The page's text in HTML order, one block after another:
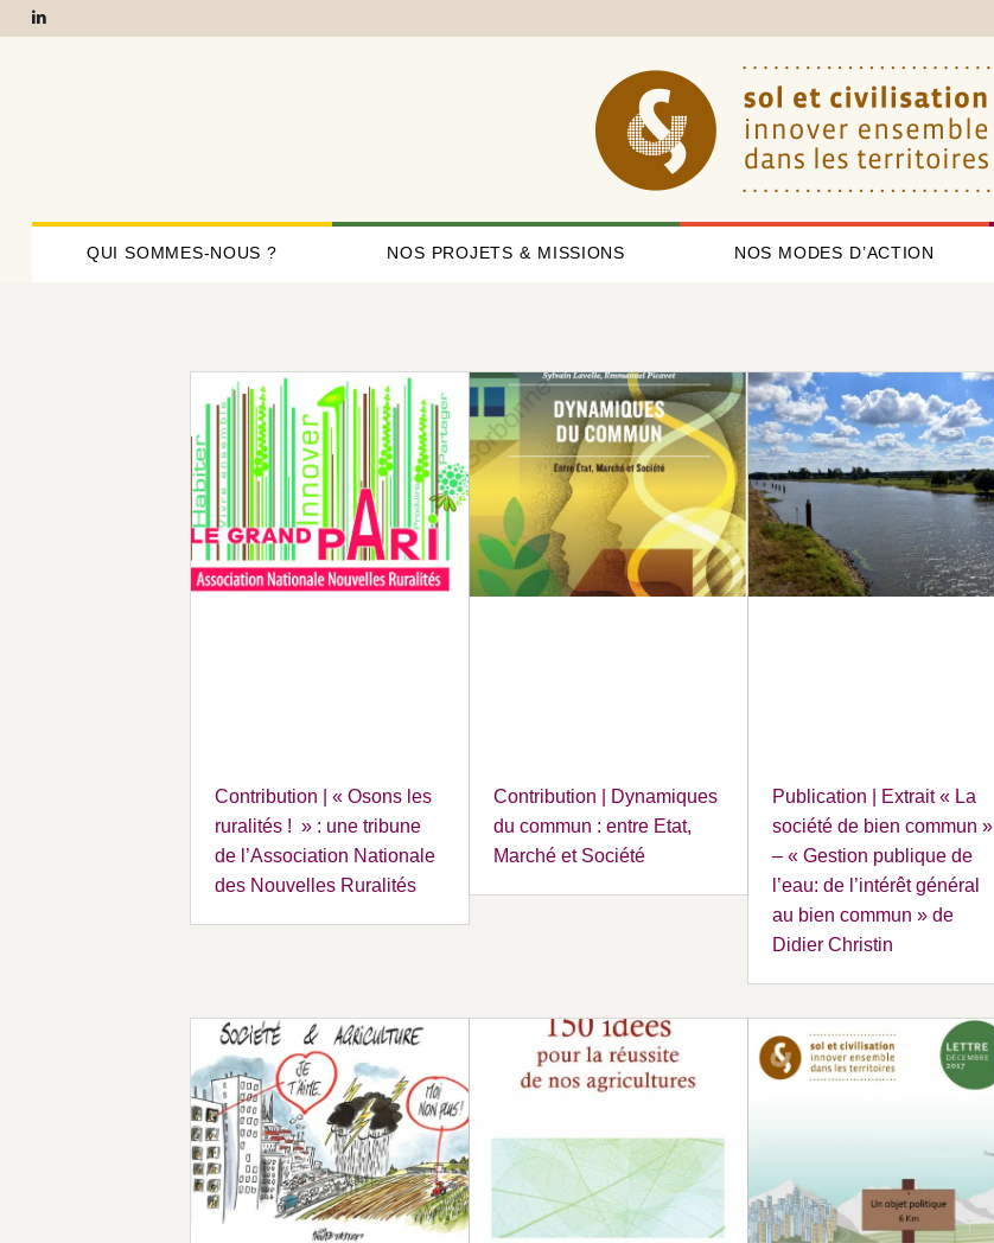
QUI SOMMES-NOUS ? NOS PROJETS & MISSIONS NOS MODES D’ACTION
Contribution | « Osons les
ruralités ! » : une tribune
de l’Association Nationale
des Nouvelles Ruralités
Contribution | Dynamiques
du commun : entre Etat,
Marché et Société
Publication | Extrait « La
société de bien commun »
– « Gestion publique de
l’eau: de l’intérêt général
au bien commun » de
Didier Christin